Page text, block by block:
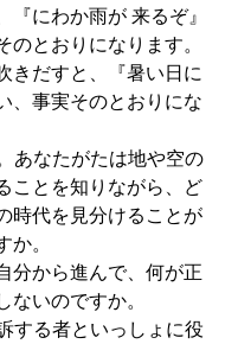
『にわか雨が 来るぞ』
のとおりになります。
きだすと、『暑い日に
、事実そのとおりにな
あなたがたは地や空の
ことを知りながら、ど
時代を見分けることが
か。
分から進んで、何が正
ないのですか。
する者といっしょに役